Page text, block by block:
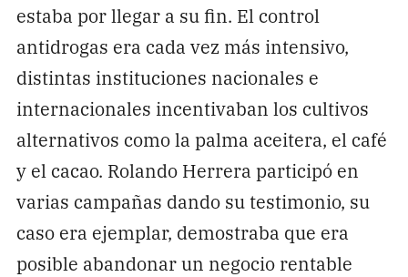
estaba por llegar a su fin. El control
antidrogas era cada vez más intensivo,
distintas instituciones nacionales e
internacionales incentivaban los cultivos
alternativos como la palma aceitera, el café
y el cacao. Rolando Herrera participó en
varias campañas dando su testimonio, su
caso era ejemplar, demostraba que era
posible abandonar un negocio rentable